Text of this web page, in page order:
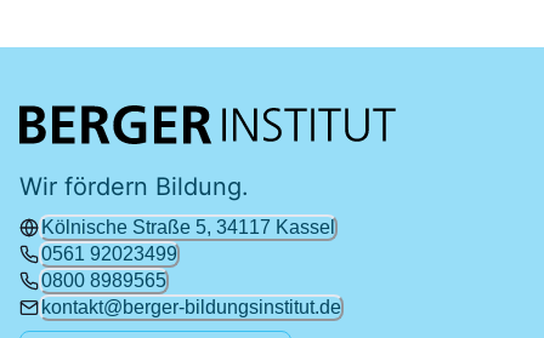
Wir fördern Bildung.
Kölnische Straße 5, 34117 Kassel
0561 92023499
0800 8989565
kontakt@berger-bildungsinstitut.de